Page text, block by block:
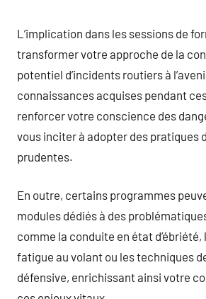
L’implication dans les sessions de
transformer votre approche de la
potentiel d’incidents routiers à
connaissances acquises pendant
renforcer votre conscience des
vous inciter à adopter des pratiques
prudentes.
En outre, certains programmes
modules dédiés à des
comme la conduite en état d’ébriété,
fatigue au volant ou les techniques
défensive, enrichissant ainsi votre